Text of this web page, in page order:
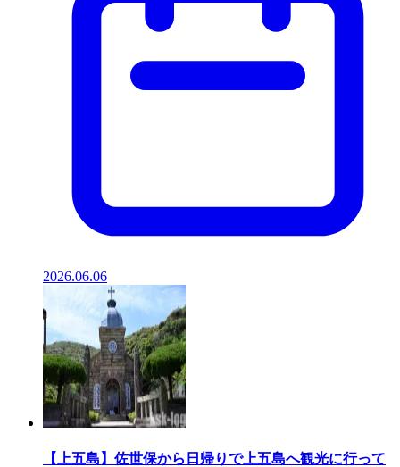
2026.06.06
【上五島】佐世保から日帰りで上五島へ観光に行って